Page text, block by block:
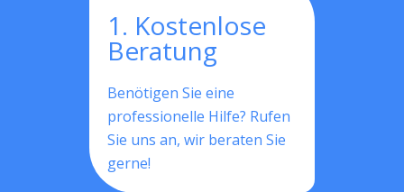
1. Kostenlose
Beratung
Benötigen Sie eine
professionelle Hilfe? Rufen
Sie uns an, wir beraten Sie
gerne!